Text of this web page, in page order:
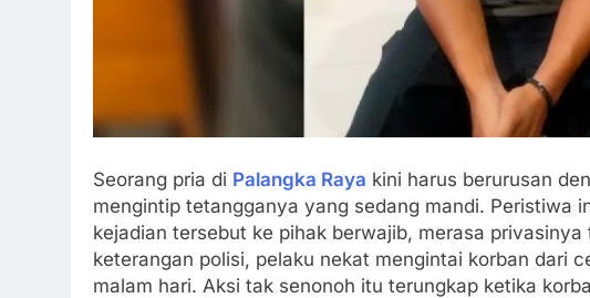
Seorang pria di Palangka Raya kini harus berurusan
mengintip tetangganya yang sedang mandi. Peristiwa
kejadian tersebut ke pihak berwajib, merasa
keterangan polisi, pelaku nekat mengintai korban dari
malam hari. Aksi tak senonoh itu terungkap ketika